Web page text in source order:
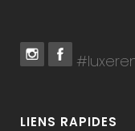
LIENS RAPIDES